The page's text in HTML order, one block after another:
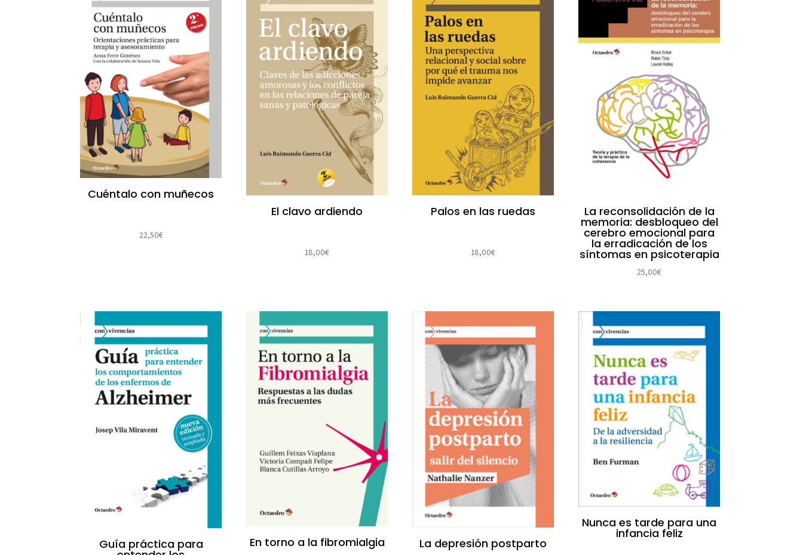
Cuéntalo con muñecos
22,50€
El clavo ardiendo
18,00€
Palos en las ruedas
18,00€
La reconsolidación de la
memoria: desbloqueo del
cerebro emocional para
la erradicación de los
síntomas en psicoterapia
25,00€
Guía práctica para En torno a la fibromialgia La depresión postparto
Nunca es tarde para una
infancia feliz